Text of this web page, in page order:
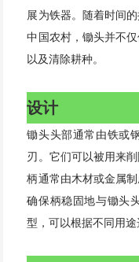
展为铁器。随着时间
中国农村，锄头并不
以及清除耕种。
设计
锄头头部通常由铁或
刃。它们可以被用来
柄通常由木材或金属
确保柄稳固地与锄头
型，可以根据不同用途